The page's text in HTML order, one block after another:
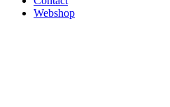
Webshop